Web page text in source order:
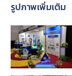
รูปภาพเพิ่มเติม